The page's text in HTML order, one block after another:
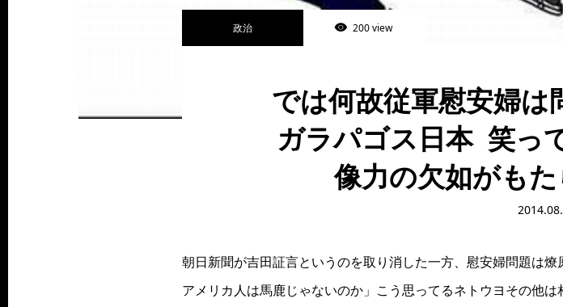
政治 200 view
では何故従軍慰安婦
ガラパゴス日本 笑っ
像力の欠如がもた
朝日新聞が吉田証言というのを取り消した一方、慰安婦問題は
アメリカ人は馬鹿じゃないのか」こう思ってるネトウヨその他